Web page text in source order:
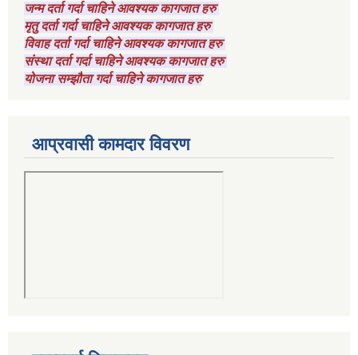
जन्म दर्ता गर्दा चाहिने आवश्यक कागजात हरु
मृतु दर्ता गर्दा चाहिने आवश्यक कागजात हरु
विवाह दर्ता गर्दा चाहिने आवश्यक कागजात हरु
संस्था दर्ता गर्दा चाहिने आवश्यक कागजात हरु
योजना सम्झौता गर्दा चाहिने कागजात हरु
आप्रवासी कामदार विवरण